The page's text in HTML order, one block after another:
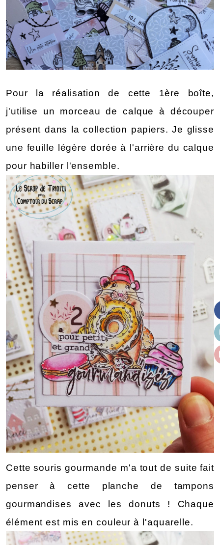
Pour la réalisation de cette 1ère boîte,
j'utilise un morceau de calque à découper
présent dans la collection papiers. Je glisse
une feuille légère dorée à l'arrière du calque
pour habiller l'ensemble.
Cette souris gourmande m'a tout de suite fait
penser à cette planche de tampons
gourmandises avec les donuts ! Chaque
élément est mis en couleur à l'aquarelle.